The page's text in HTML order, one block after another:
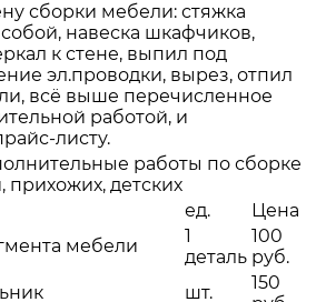
сборки мебели: стяжка
навеска шкафчиков,
к стене, выпил под
эл.проводки, вырез, отпил
всё выше перечисленное
работой, и
листу.
работы по сборке
прихожих, детских
ед.
Цена
мебели
1
деталь
100
руб.
шт.
150